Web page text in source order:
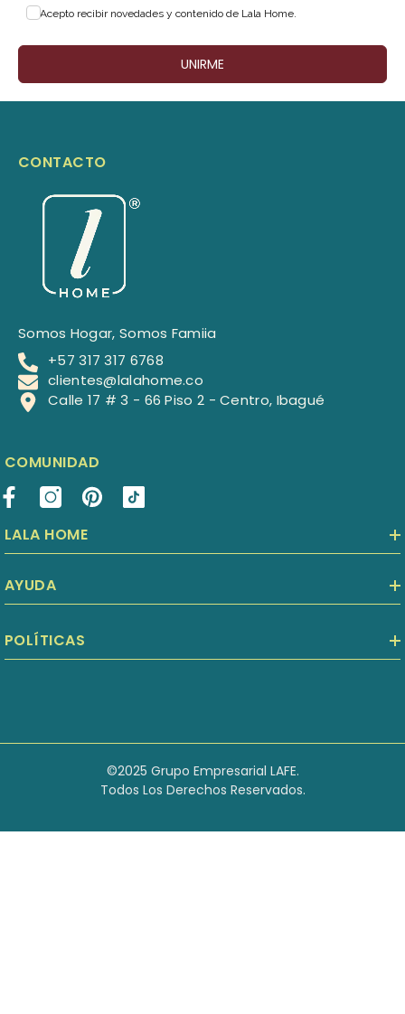
Acepto recibir novedades y contenido de Lala Home.
UNIRME
CONTACTO
Somos Hogar, Somos Famiia
+57 317 317 6768
clientes@lalahome.co
Calle 17 # 3 - 66 Piso 2 - Centro, Ibagué
COMUNIDAD
LALA HOME
AYUDA
POLÍTICAS
©2025 Grupo Empresarial LAFE.
Todos Los Derechos Reservados.